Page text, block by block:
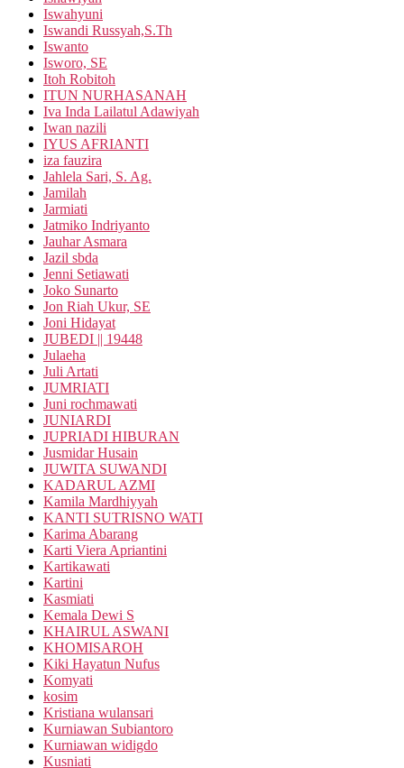
Iswahyuni
Iswandi Russyah,S.Th
Iswanto
Isworo, SE
Itoh Robitoh
ITUN NURHASANAH
Iva Inda Lailatul Adawiyah
Iwan nazili
IYUS AFRIANTI
iza fauzira
Jahlela Sari, S. Ag.
Jamilah
Jarmiati
Jatmiko Indriyanto
Jauhar Asmara
Jazil sbda
Jenni Setiawati
Joko Sunarto
Jon Riah Ukur, SE
Joni Hidayat
JUBEDI || 19448
Julaeha
Juli Artati
JUMRIATI
Juni rochmawati
JUNIARDI
JUPRIADI HIBURAN
Jusmidar Husain
JUWITA SUWANDI
KADARUL AZMI
Kamila Mardhiyyah
KANTI SUTRISNO WATI
Karima Abarang
Karti Viera Apriantini
Kartikawati
Kartini
Kasmiati
Kemala Dewi S
KHAIRUL ASWANI
KHOMISAROH
Kiki Hayatun Nufus
Komyati
kosim
Kristiana wulansari
Kurniawan Subiantoro
Kurniawan widigdo
Kusniati